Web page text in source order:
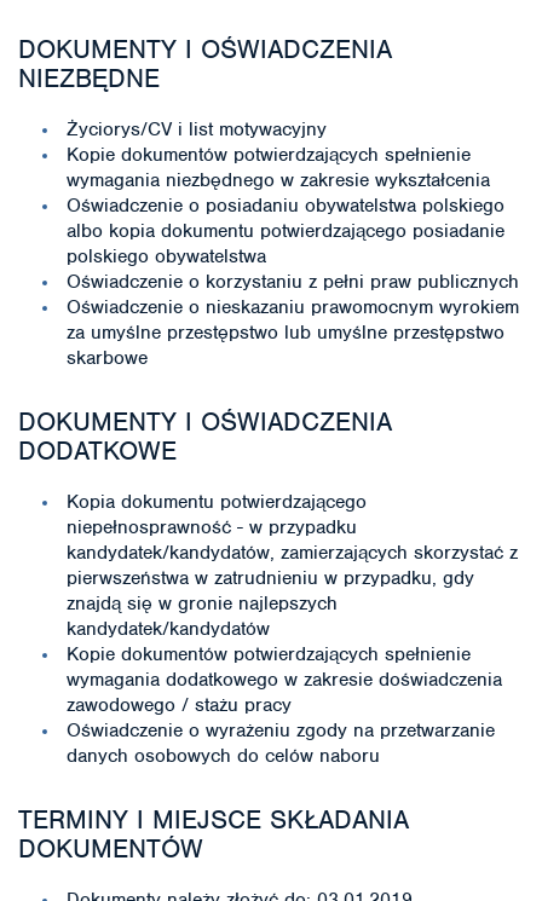
DOKUMENTY I OŚWIADCZENIA
NIEZBĘDNE
Życiorys/CV i list motywacyjny
Kopie dokumentów potwierdzających spełnienie
wymagania niezbędnego w zakresie wykształcenia
Oświadczenie o posiadaniu obywatelstwa polskiego
albo kopia dokumentu potwierdzającego posiadanie
polskiego obywatelstwa
Oświadczenie o korzystaniu z pełni praw publicznych
Oświadczenie o nieskazaniu prawomocnym wyrokiem
za umyślne przestępstwo lub umyślne przestępstwo
skarbowe
DOKUMENTY I OŚWIADCZENIA
DODATKOWE
Kopia dokumentu potwierdzającego
niepełnosprawność - w przypadku
kandydatek/kandydatów, zamierzających skorzystać z
pierwszeństwa w zatrudnieniu w przypadku, gdy
znajdą się w gronie najlepszych
kandydatek/kandydatów
Kopie dokumentów potwierdzających spełnienie
wymagania dodatkowego w zakresie doświadczenia
zawodowego / stażu pracy
Oświadczenie o wyrażeniu zgody na przetwarzanie
danych osobowych do celów naboru
TERMINY I MIEJSCE SKŁADANIA
DOKUMENTÓW